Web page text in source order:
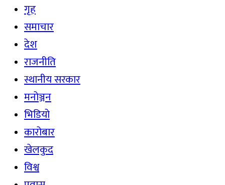
गृह
समाचार
देश
राजनीति
स्थानीय सरकार
मनोञ्जन
भिडियो
कारोबार
खेलकुद
विश्व